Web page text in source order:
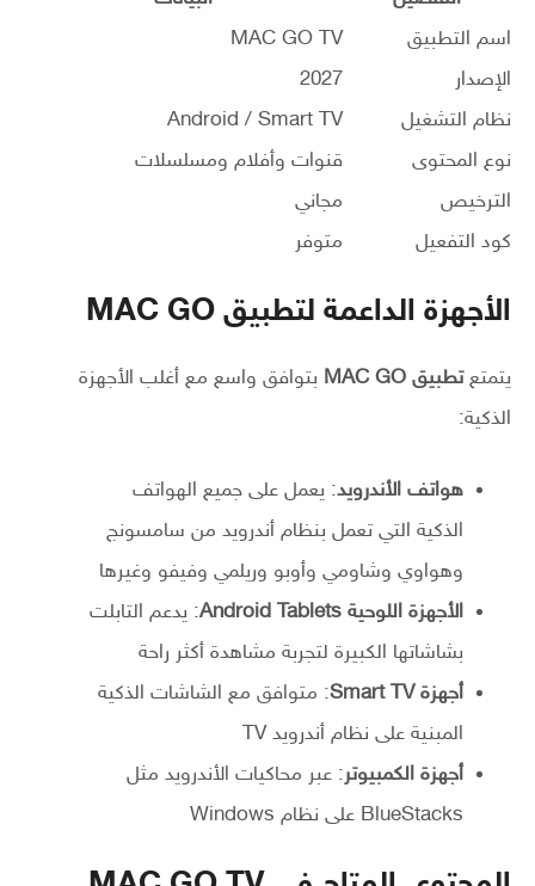
اسم التطبيق
MAC GO TV
الإصدار
2027
نظام التشغيل
Android / Smart TV
نوع المحتوى
قنوات وأفلام ومسلسلات
الترخيص
مجاني
كود التفعيل
متوفر
الأجهزة الداعمة لتطبيق MAC GO
يتمتعتطبيق MAC GO
بتوافق واسع مع أغلب الأجهزة
الذكية:
هواتف الأندرويد: يعمل على جميع الهواتف
الذكية التي تعمل بنظام أندرويد من سامسونج
وهواوي وشاومي وأوبو وريلمي وفيفو وغيرها
الأجهزة اللوحية Android Tablets
: يدعم التابلت
بشاشاتها الكبيرة لتجربة مشاهدة أكثر راحة
أجهزة Smart TV
: متوافق مع الشاشات الذكية
المبنية على نظام أندرويد TV
أجهزة الكمبيوتر: عبر محاكيات الأندرويد مثل
BlueStacks على نظام Windows